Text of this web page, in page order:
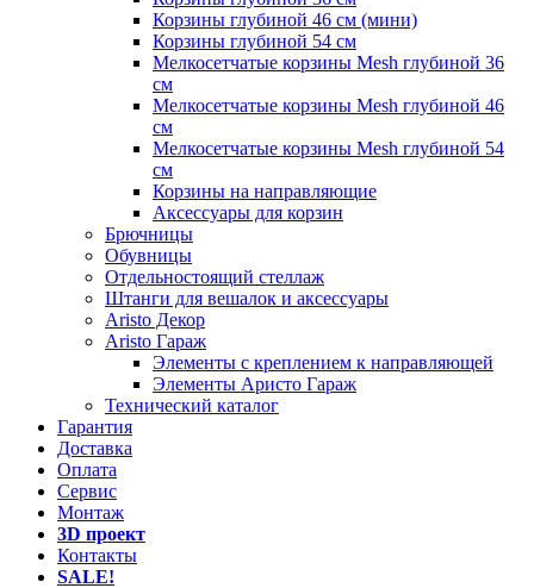
Корзины глубиной 46 см (мини)
Корзины глубиной 54 см
Мелкосетчатые корзины Mesh глубиной 36
см
Мелкосетчатые корзины Mesh глубиной 46
см
Мелкосетчатые корзины Mesh глубиной 54
см
Корзины на направляющие
Аксессуары для корзин
Брючницы
Обувницы
Отдельностоящий стеллаж
Штанги для вешалок и аксессуары
Aristo Декор
Aristo Гараж
Элементы с креплением к направляющей
Элементы Аристо Гараж
Технический каталог
Гарантия
Доставка
Оплата
Сервис
Монтаж
3D проект
Контакты
SALE!